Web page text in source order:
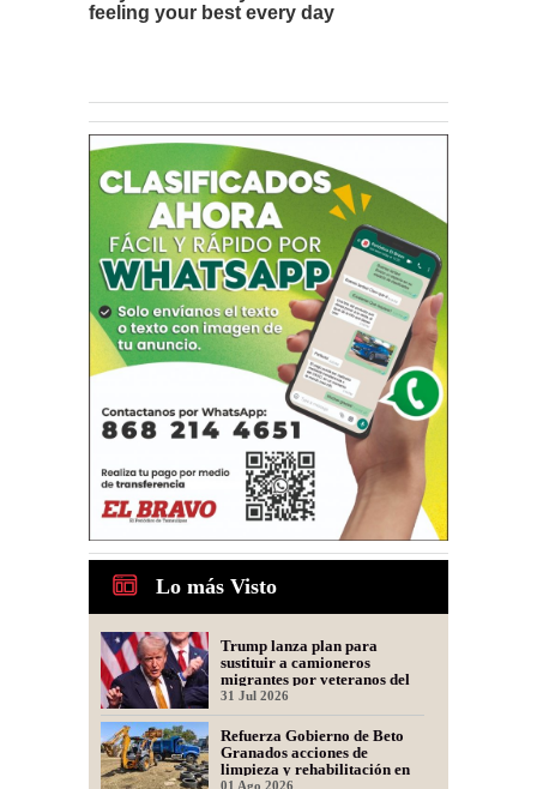
Lo más Visto
Trump lanza plan para
sustituir a camioneros
migrantes por veteranos del
Ejército
31 Jul 2026
Refuerza Gobierno de Beto
Granados acciones de
limpieza y rehabilitación en
01 Ago 2026